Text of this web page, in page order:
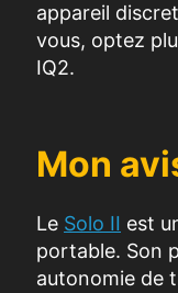
appareil
vous, optez
IQ2.
Mon
Le Solo II est
portable. Son
autonomie de